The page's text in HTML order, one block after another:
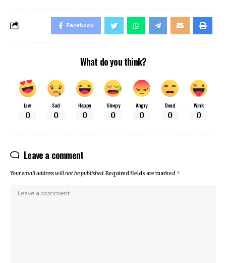
Facebook
What do you think?
Love
0
Sad
0
Happy
0
Sleepy
0
Angry
0
Dead
0
Wink
0
Leave a comment
Your email address will not be published.Required fields are marked *